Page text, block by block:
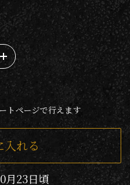
トページで行えます
れる
月23日頃